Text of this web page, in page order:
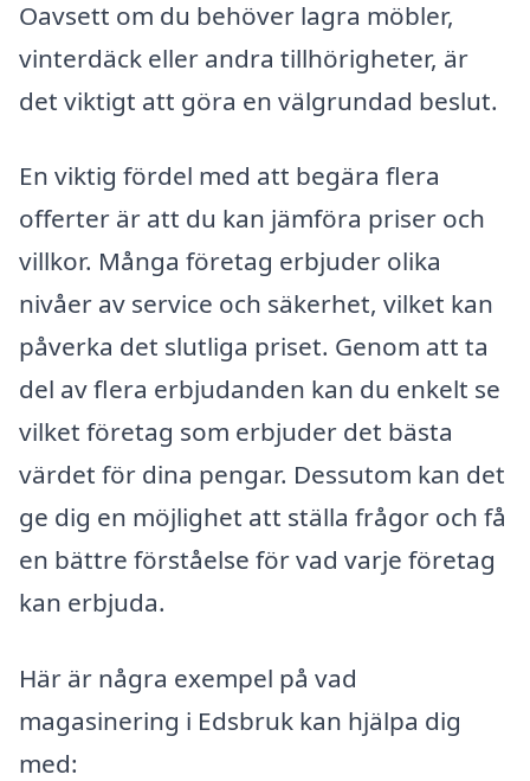
Oavsett om du behöver lagra möbler,
vinterdäck eller andra tillhörigheter, är
det viktigt att göra en välgrundad beslut.
En viktig fördel med att begära flera
offerter är att du kan jämföra priser och
villkor. Många företag erbjuder olika
nivåer av service och säkerhet, vilket kan
påverka det slutliga priset. Genom att ta
del av flera erbjudanden kan du enkelt se
vilket företag som erbjuder det bästa
värdet för dina pengar. Dessutom kan det
ge dig en möjlighet att ställa frågor och få
en bättre förståelse för vad varje företag
kan erbjuda.
Här är några exempel på vad
magasinering i Edsbruk kan hjälpa dig
med: